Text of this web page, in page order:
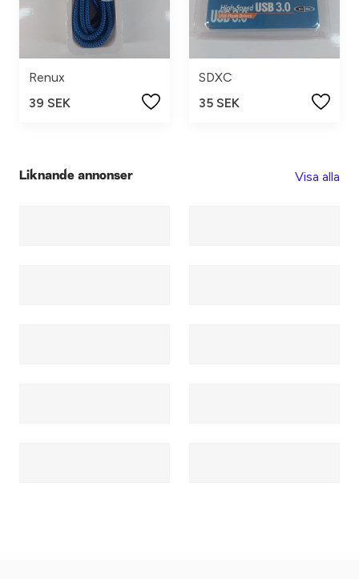
Renux
39 SEK
SDXC
35 SEK
Liknande annonser Visa alla